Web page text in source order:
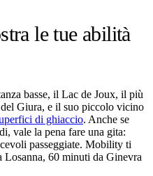
le tue abilità
basse, il Lac de Joux, il più
del Giura, e il suo piccolo vicino
di ghiaccio. Anche se
vale la pena fare una gita:
passeggiate. Mobility ti
Losanna, 60 minuti da Ginevra